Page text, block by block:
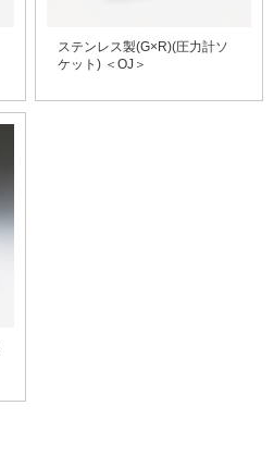
ステンレス製(G×R)(圧力計ソ
ケット) ＜OJ＞